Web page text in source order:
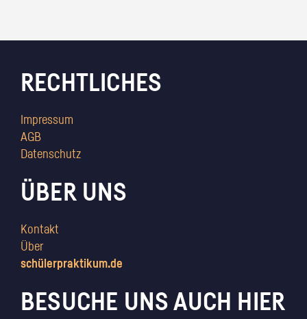
RECHTLICHES
Impressum
AGB
Datenschutz
ÜBER UNS
Kontakt
Über
schülerpraktikum.de
BESUCHE UNS AUCH HIER